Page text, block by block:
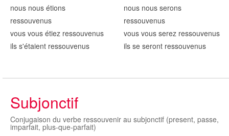
nous nous étions
ressouvenus
vous vous étiez ressouvenus
ils s'étaient ressouvenus
nous nous serons
ressouvenus
vous vous serez ressouvenus
ils se seront ressouvenus
Subjonctif
Conjugaison du verbe ressouvenir au subjonctif (present, passe,
imparfait, plus-que-parfait)